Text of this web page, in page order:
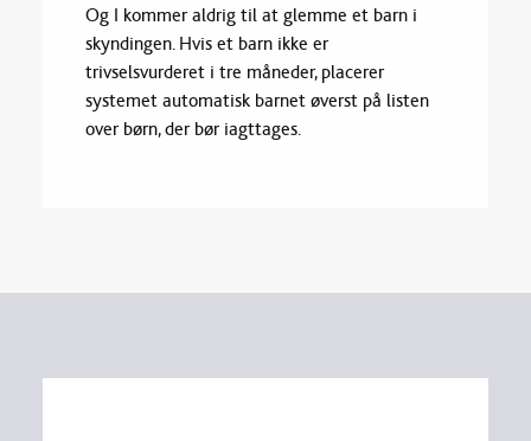
Og I kommer aldrig til at glemme et barn i
skyndingen. Hvis et barn ikke er
trivselsvurderet i tre måneder, placerer
systemet automatisk barnet øverst på listen
over børn, der bør iagttages.